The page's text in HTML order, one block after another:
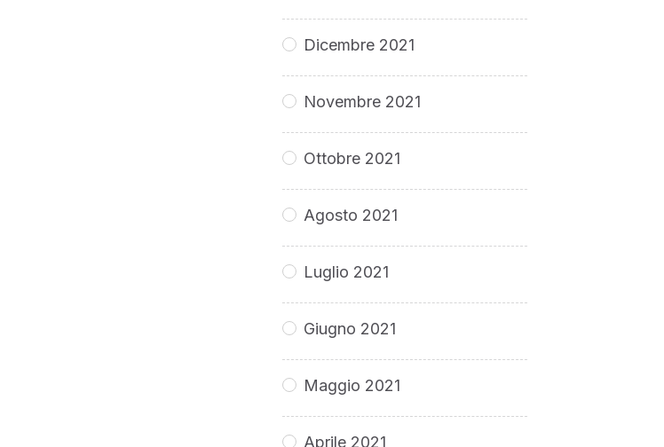
Dicembre 2021
Novembre 2021
Ottobre 2021
Agosto 2021
Luglio 2021
Giugno 2021
Maggio 2021
Aprile 2021